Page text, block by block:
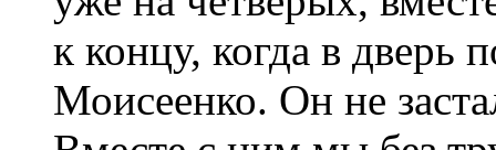
к концу, когда в дверь
Моисеенко. Он не